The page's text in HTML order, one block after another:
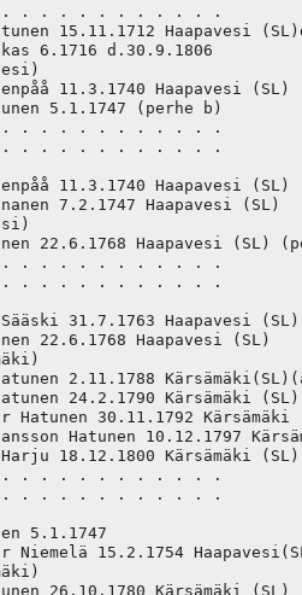
. . . . . . . . . . .
15.11.1712 Haapavesi
6.1716 d.30.9.1806
11.3.1740 Haapavesi
5.1.1747 (perhe b)
. . . . . . . . . . .
. . . . . . . . . . .
11.3.1740 Haapavesi (SL)
7.2.1747 Haapavesi (SL)
22.6.1768 Haapavesi (SL)
. . . . . . . . . . .
. . . . . . . . . . .
31.7.1763 Haapavesi (SL)
22.6.1768 Haapavesi (SL)
2.11.1788
24.2.1790 Kärsämäki (SL)
Hatunen 30.11.1792 Kärsämäki
Hatunen 10.12.1797
18.12.1800 Kärsämäki (SL)
. . . . . . . . . . .
. . . . . . . . . . .
5.1.1747
15.2.1754
26.10.1780 Kärsämäki (SL)